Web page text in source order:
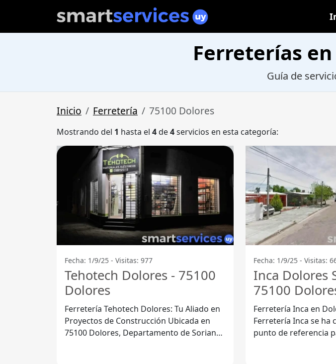
Ferreterías
Guía de
Inicio Ferretería 75100 Dolores
Mostrando del 1 hasta el 4de4servicios en esta categoría:
Fecha: 1/9/25 - Visitas: 977
Tehotech Dolores - 75100
Dolores
Ferretería Tehotech Dolores: Tu Aliado en
Proyectos de Construcción Ubicada en
75100 Dolores, Departamento de Soriano,
Fecha: 1/9/25 - Visitas:
Inca Dolores
75100
Ferretería Inca en
Ferretería Inca se ha
punto de referencia